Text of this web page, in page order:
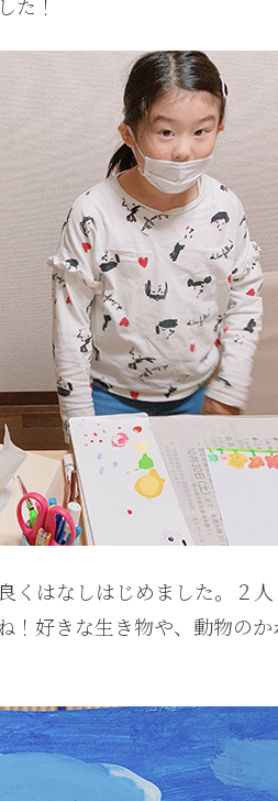
はなしはじめました。２人
！好きな生き物や、動物の